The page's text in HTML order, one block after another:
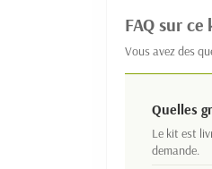
FAQ sur
Vous avez des
Quelles
Le kit est
demande.